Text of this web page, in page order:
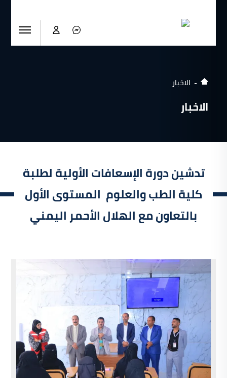
الاخبار
الاخبار
تدشين دورة الإسعافات الأولية لطلبة
كلية الطب والعلوم المستوى الأول
بالتعاون مع الهلال الأحمر اليمني